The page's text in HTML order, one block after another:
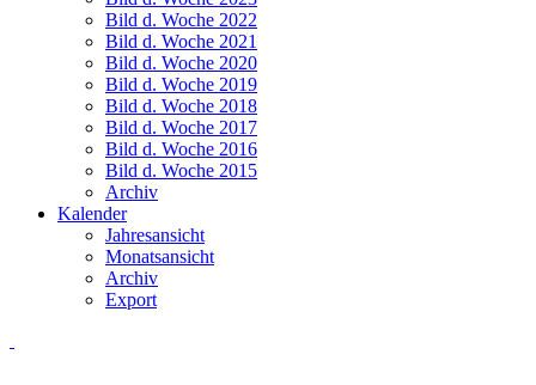
Bild d. Woche 2022
Bild d. Woche 2021
Bild d. Woche 2020
Bild d. Woche 2019
Bild d. Woche 2018
Bild d. Woche 2017
Bild d. Woche 2016
Bild d. Woche 2015
Archiv
Kalender
Jahresansicht
Monatsansicht
Archiv
Export